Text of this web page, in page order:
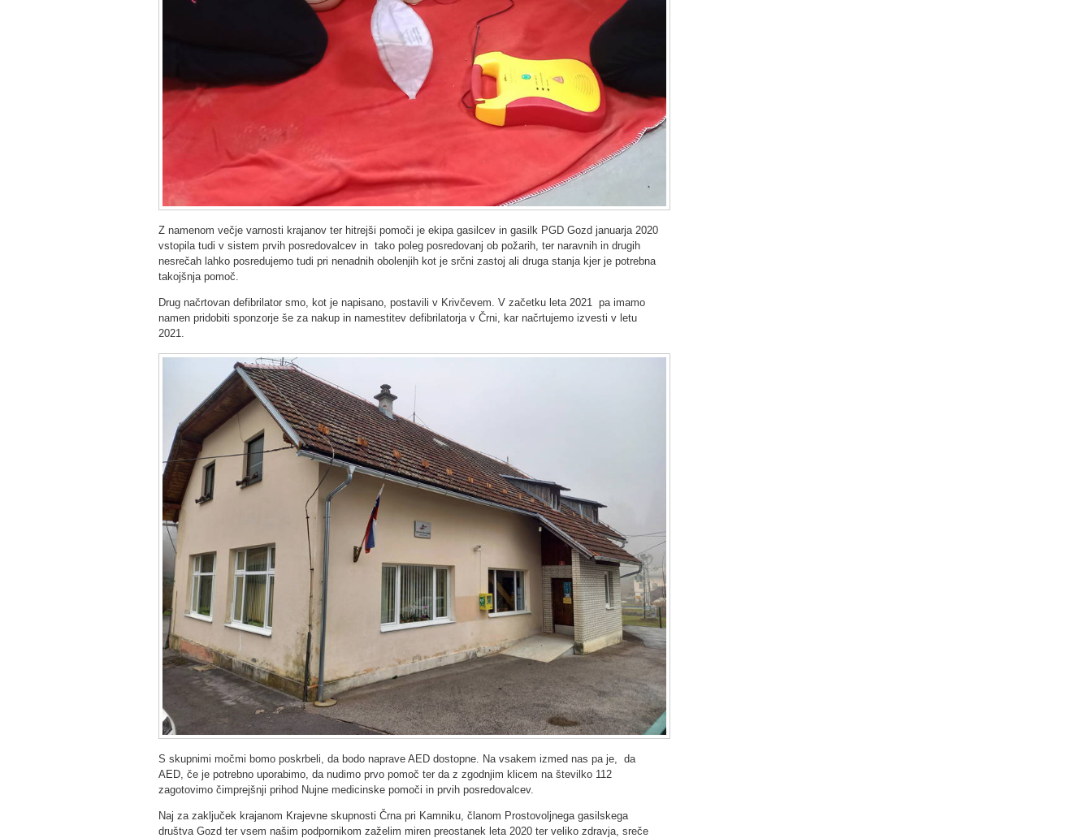
Z namenom večje varnosti krajanov ter hitrejši pomoči je ekipa gasilcev in gasilk PGD Gozd januarja 2020
vstopila tudi v sistem prvih posredovalcev in tako poleg posredovanj ob požarih, ter naravnih in drugih
nesrečah lahko posredujemo tudi pri nenadnih obolenjih kot je srčni zastoj ali druga stanja kjer je potrebna
takojšnja pomoč.
Drug načrtovan defibrilator smo, kot je napisano, postavili v Krivčevem. V začetku leta 2021 pa imamo
namen pridobiti sponzorje še za nakup in namestitev defibrilatorja v Črni, kar načrtujemo izvesti v letu
2021.
S skupnimi močmi bomo poskrbeli, da bodo naprave AED dostopne. Na vsakem izmed nas pa je, da
AED, če je potrebno uporabimo, da nudimo prvo pomoč ter da z zgodnjim klicem na številko 112
zagotovimo čimprejšnji prihod Nujne medicinske pomoči in prvih posredovalcev.
Naj za zaključek krajanom Krajevne skupnosti Črna pri Kamniku, članom Prostovoljnega gasilskega
društva Gozd ter vsem našim podpornikom zaželim miren preostanek leta 2020 ter veliko zdravja, sreče